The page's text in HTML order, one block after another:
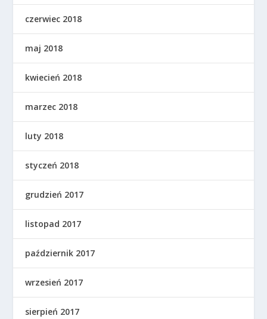
czerwiec 2018
maj 2018
kwiecień 2018
marzec 2018
luty 2018
styczeń 2018
grudzień 2017
listopad 2017
październik 2017
wrzesień 2017
sierpień 2017